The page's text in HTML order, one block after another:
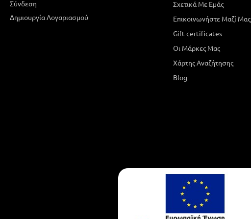
Σύνδεση
Δημιουργία Λογαριασμού
Σχετικά Με Εμάς
Επικοινωνήστε Μαζί Μας
Gift certificates
Οι Μάρκες Μας
Χάρτης Αναζήτησης
Blog